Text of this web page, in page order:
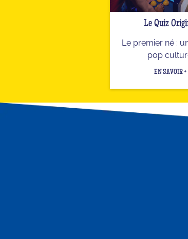
Le Quiz
Le premier né :
pop
EN SAVOIR +